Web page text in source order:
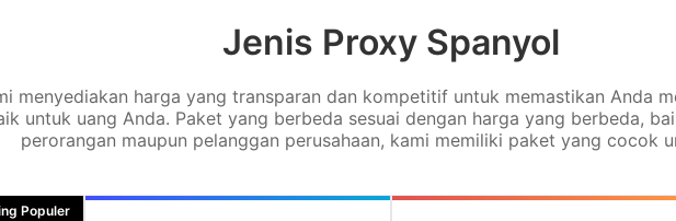
Jenis Proxy Spanyol
menyediakan harga yang transparan dan kompetitif untuk memastikan Anda
untuk uang Anda. Paket yang berbeda sesuai dengan harga yang berbeda,
perorangan maupun pelanggan perusahaan, kami memiliki paket yang cocok
Populer